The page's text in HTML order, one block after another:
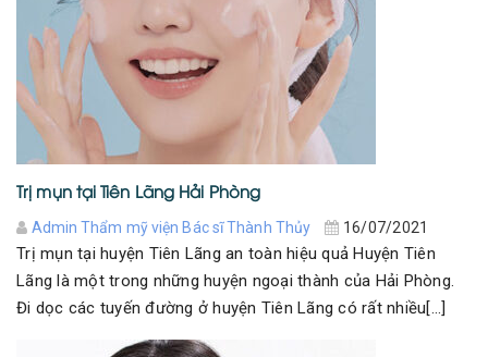
Trị mụn tại Tiên Lãng Hải Phòng
Admin Thẩm mỹ viện Bác sĩ Thành Thủy 16/07/2021
Trị mụn tại huyện Tiên Lãng an toàn hiệu quả Huyện Tiên
Lãng là một trong những huyện ngoại thành của Hải Phòng.
Đi dọc các tuyến đường ở huyện Tiên Lãng có rất nhiều[...]